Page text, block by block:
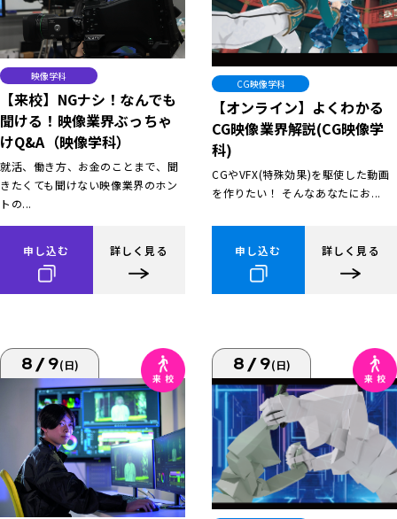
映像学科
【来校】NGナシ！なんでも
聞ける！映像業界ぶっちゃ
けQ&A（映像学科）
就活、働き方、お金のことまで、聞
きたくても聞けない映像業界のホン
トの...
申し込む 詳しく見る
CG映像学科
【オンライン】よくわかる
CG映像業界解説(CG映像学
科)
CGやVFX(特殊効果)を駆使した動画
を作りたい！ そんなあなたにお...
申し込む 詳しく見る
8/9(日) 8/9(日)